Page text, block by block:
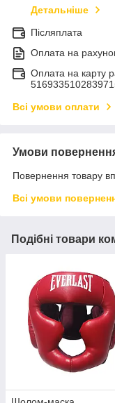
Детальніше
Післяплата
Оплата на
Оплата на карту
Всі умови оплати
Умови
Повернення товару
Всі умови
Подібні товари